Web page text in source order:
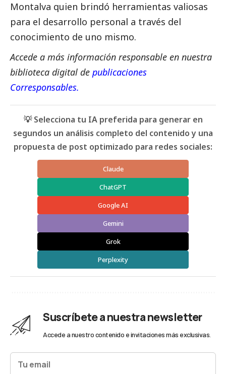
Montalva quien brindó herramientas valiosas
para el desarrollo personal a través del
conocimiento de uno mismo.
Accede a más información responsable en nuestra
biblioteca digital de publicaciones
Corresponsables.
💡 Selecciona tu IA preferida para generar en
segundos un análisis completo del contenido y una
propuesta de post optimizado para redes sociales:
Claude
ChatGPT
Google AI
Gemini
Grok
Perplexity
Suscríbete a nuestra newsletter
Accede a nuestro contenido e invitaciones más exclusivas.